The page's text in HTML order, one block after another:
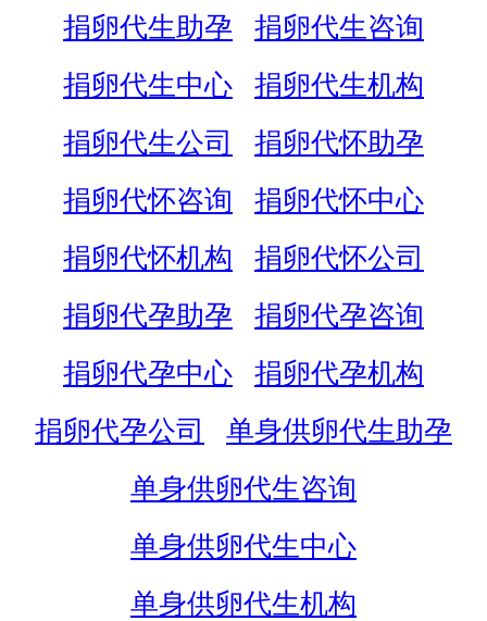
捐卵代生助孕
捐卵代生咨询
捐卵代生中心
捐卵代生机构
捐卵代生公司
捐卵代怀助孕
捐卵代怀咨询
捐卵代怀中心
捐卵代怀机构
捐卵代怀公司
捐卵代孕助孕
捐卵代孕咨询
捐卵代孕中心
捐卵代孕机构
捐卵代孕公司
单身供卵代生助孕
单身供卵代生咨询
单身供卵代生中心
单身供卵代生机构